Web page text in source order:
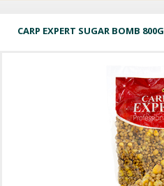
CARP EXPERT SUGAR BOMB 800G